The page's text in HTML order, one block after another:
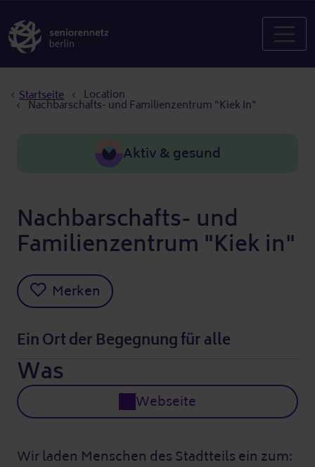
Startseite Location
Nachbarschafts- und Familienzentrum "Kiek In"
Aktiv & gesund
Nachbarschafts- und
Familienzentrum "Kiek in"
Merken
Ein Ort der Begegnung für alle
Was
Webseite
Wir laden Menschen des Stadtteils ein zum: